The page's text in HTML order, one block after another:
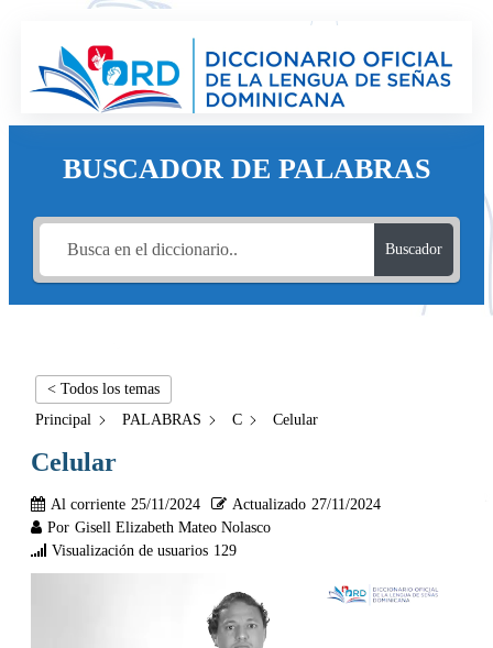
BUSCADOR DE PALABRAS
Buscador
< Todos los temas
Principal
PALABRAS C Celular
Celular
Al corriente 25/11/2024 Actualizado 27/11/2024
Por Gisell Elizabeth Mateo Nolasco
Visualización de usuarios 129